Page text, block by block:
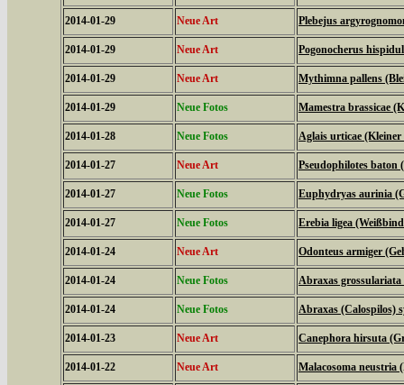
2014-01-29 Neue Art Plebejus
2014-01-29 Neue Art Pogonocherus
2014-01-29 Neue Art Mythimna pallens
2014-01-29 Neue Fotos Mamestra brassicae
2014-01-28 Neue Fotos Aglais urticae (Kleiner
2014-01-27 Neue Art Pseudophilotes
2014-01-27 Neue Fotos Euphydryas aurinia
2014-01-27 Neue Fotos Erebia ligea
2014-01-24 Neue Art Odonteus armiger
2014-01-24 Neue Fotos Abraxas grossulariata
2014-01-24 Neue Fotos Abraxas (Calospilos)
2014-01-23 Neue Art Canephora hirsuta
2014-01-22 Neue Art Malacosoma neustria